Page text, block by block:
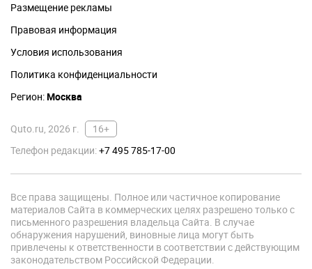
Размещение рекламы
Правовая информация
Условия использования
Политика конфиденциальности
Регион:Москва
Quto.ru, 2026 г.
16+
Телефон редакции:+7 495 785-17-00
Все права защищены. Полное или частичное копирование
материалов Сайта в коммерческих целях разрешено только с
письменного разрешения владельца Сайта. В случае
обнаружения нарушений, виновные лица могут быть
привлечены к ответственности в соответствии с действующим
законодательством Российской Федерации.